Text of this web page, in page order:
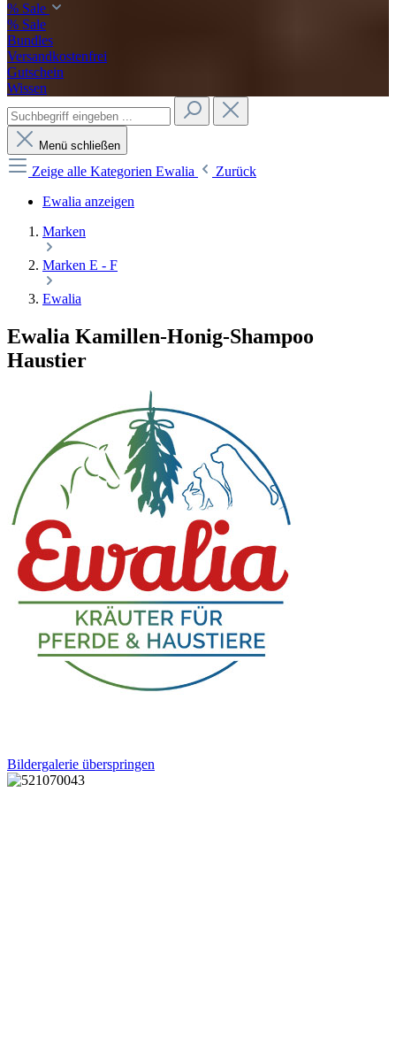
% Sale
% Sale
Bundles
Versandkostenfrei
Gutschein
Wissen
Menü schließen
Zeige alle Kategorien Ewalia
Zurück
Ewalia anzeigen
Marken
Marken E - F
Ewalia
Ewalia Kamillen-Honig-Shampoo
Haustier
Bildergalerie überspringen